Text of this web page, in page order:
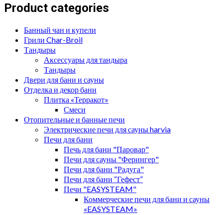
Product categories
Банный чан и купели
Грили Char-Broil
Тандыры
Аксессуары для тандыра
Тандыры
Двери для бани и сауны
Отделка и декор бани
Плитка «Терракот»
Смеси
Отопительные и банные печи
Электрические печи для сауны harvia
Печи для бани
Печь для бани "Паровар"
Печи для сауны "Ферингер"
Печи для бани "Радуга"
Печи для бани “Гефест”
Печи "EASYSTEAM"
Коммерческие печи для бани и сауны
«EASYSTEAM»